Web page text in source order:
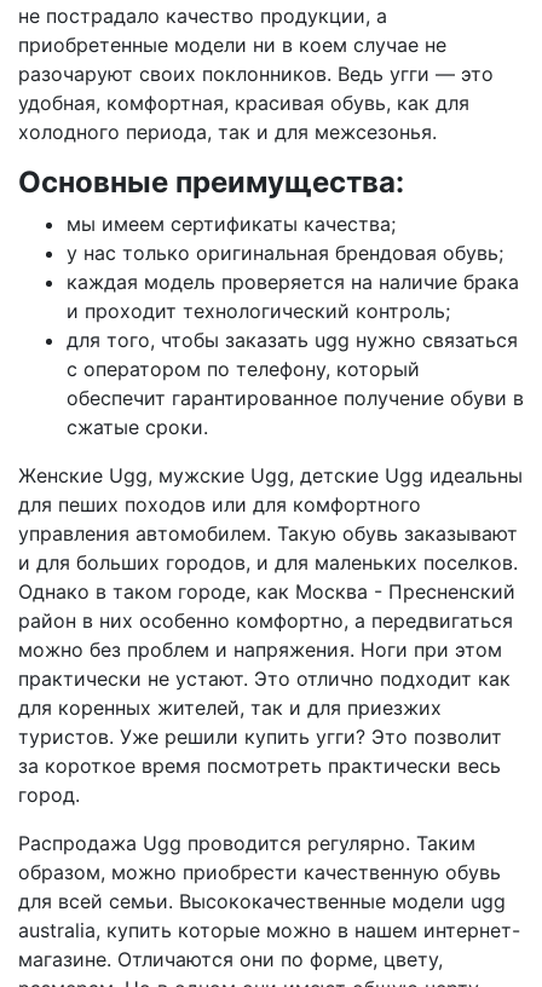
не пострадало качество продукции, а
приобретенные модели ни в коем случае не
разочаруют своих поклонников. Ведь угги — это
удобная, комфортная, красивая обувь, как для
холодного периода, так и для межсезонья.
Основные преимущества:
мы имеем сертификаты качества;
у нас только оригинальная брендовая обувь;
каждая модель проверяется на наличие брака
и проходит технологический контроль;
для того, чтобы заказать ugg нужно связаться
с оператором по телефону, который
обеспечит гарантированное получение обуви в
сжатые сроки.
Женские Ugg, мужские Ugg, детские Ugg идеальны
для пеших походов или для комфортного
управления автомобилем. Такую обувь заказывают
и для больших городов, и для маленьких поселков.
Однако в таком городе, как Москва - Пресненский
район в них особенно комфортно, а передвигаться
можно без проблем и напряжения. Ноги при этом
практически не устают. Это отлично подходит как
для коренных жителей, так и для приезжих
туристов. Уже решили купить угги? Это позволит
за короткое время посмотреть практически весь
город.
Распродажа Ugg проводится регулярно. Таким
образом, можно приобрести качественную обувь
для всей семьи. Высококачественные модели ugg
australia, купить которые можно в нашем интернет-
магазине. Отличаются они по форме, цвету,